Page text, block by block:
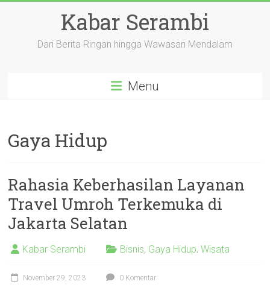
Kabar Serambi
Dari Berita Ringan hingga Wawasan Mendalam
Menu
Gaya Hidup
Rahasia Keberhasilan Layanan
Travel Umroh Terkemuka di
Jakarta Selatan
Kabar Serambi Bisnis, Gaya Hidup,Wisata
November 29, 2023 0 Komentar